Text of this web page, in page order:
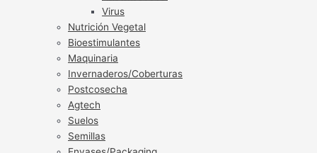
Virus
Nutrición Vegetal
Bioestimulantes
Maquinaria
Invernaderos/Coberturas
Postcosecha
Agtech
Suelos
Semillas